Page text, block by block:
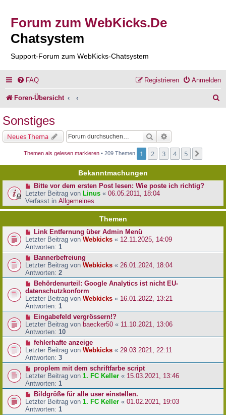
Forum zum WebKicks.De
Chatsystem
Support-Forum zum WebKicks-Chatsystem
FAQ Anmelden
Registrieren
Foren-Übersicht
Sonstiges
Neues Thema Suche
Themen als gelesen markieren • 209 Themen 1 2 3 4 5
Bekanntmachungen
Bitte vor dem ersten Post lesen: Wie poste ich richtig?
Letzter Beitrag von Linus « 06.05.2011, 18:04
Verfasst in Allgemeines
Themen
Link Entfernung über Admin Menü
Letzter Beitrag von Webkicks « 12.11.2025, 14:09
Antworten: 1
Bannerbefreiung
Letzter Beitrag von Webkicks « 26.01.2024, 18:04
Antworten: 2
Behördenurteil: Google Analytics ist nicht EU-
datenschutzkonform
Letzter Beitrag von Webkicks « 16.01.2022, 13:21
Antworten: 1
Eingabefeld vergrössern!?
Letzter Beitrag von baecker50 « 11.10.2021, 13:06
Antworten: 10
fehlerhafte anzeige
Letzter Beitrag von Webkicks « 29.03.2021, 22:11
Antworten: 3
proplem mit dem schriftfarbe script
Letzter Beitrag von 1. FC Keller « 15.03.2021, 13:46
Antworten: 1
Bildgröße für alle user einstellen.
Letzter Beitrag von 1. FC Keller « 01.02.2021, 19:03
Antworten: 1